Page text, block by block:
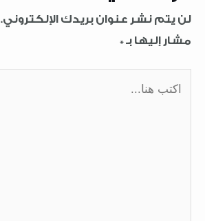
لن يتم نشر عنوان بريدك الإلكتروني.
مشار إليها بـ*